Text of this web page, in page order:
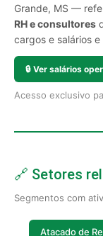
Grande, MS —
RH e consultores
cargos e salários
🔒 Ver salários
Acesso exclusivo
🔗 Setores
Segmentos com
Atacado de